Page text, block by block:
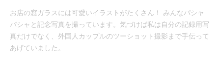
お店の窓ガラスには可愛いイラストがたくさん！ みんなパシャ
パシャと記念写真を撮っています。気づけば私は自分の記録用写
真だけでなく、外国人カップルのツーショット撮影まで手伝って
あげていました。